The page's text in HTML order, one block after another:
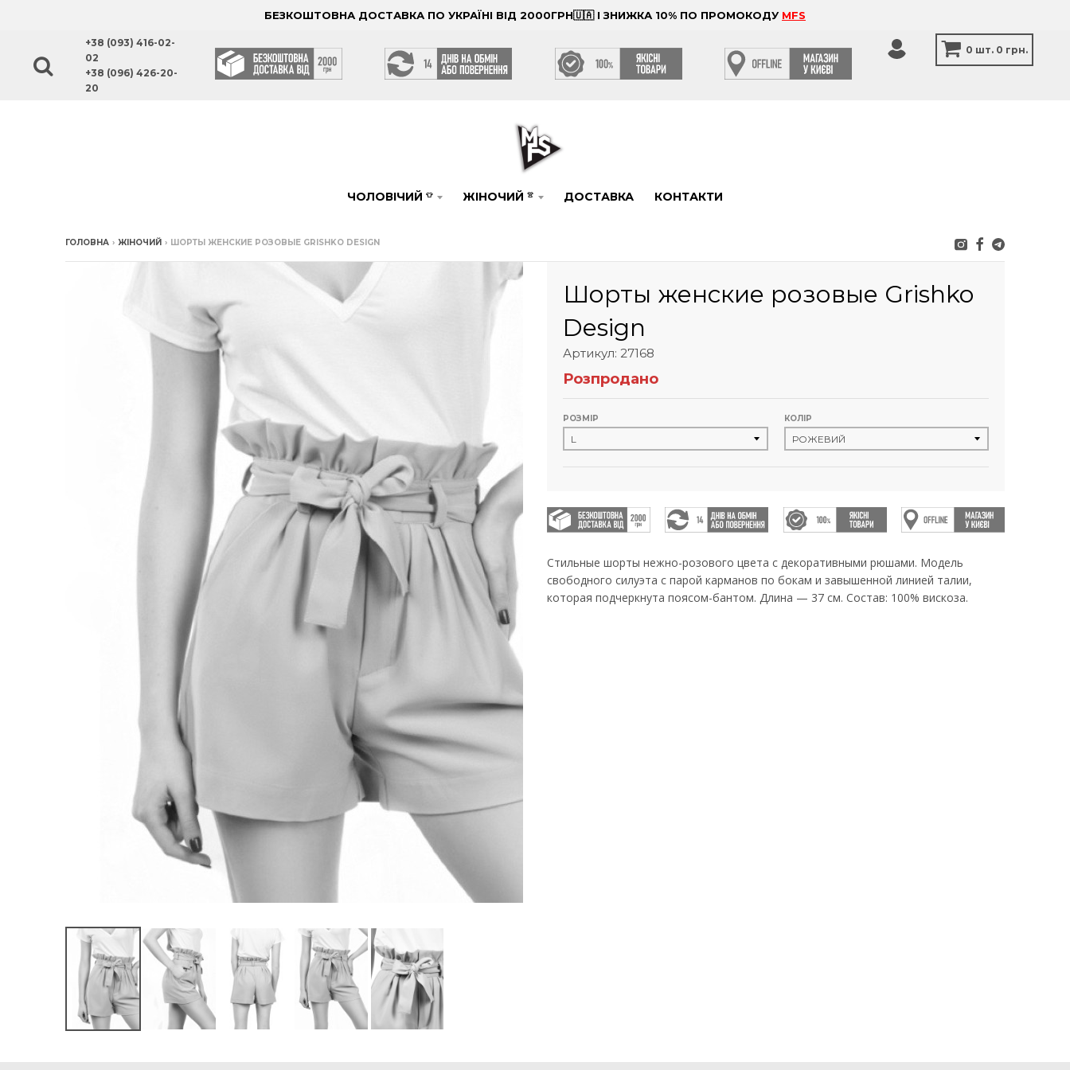
БЕЗКОШТОВНА ДОСТАВКА ПО УКРАЇНІ ВІД 2000ГРН🇺🇦 І ЗНИЖКА 10% ПО ПРОМОКОДУ MFS
+38 (093) 416-02-
02
+38 (096) 426-20-
20
0 шт. 0 грн.
ЧОЛОВІЧИЙ 👕 ЖІНОЧИЙ 👚 ДОСТАВКА КОНТАКТИ
ГОЛОВНА › ЖІНОЧИЙ › ШОРТЫ ЖЕНСКИЕ РОЗОВЫЕ GRISHKO DESIGN
Шорты женские розовые Grishko
Design
Артикул: 27168
Розпродано
РОЗМІР КОЛІР
Стильные шорты нежно-розового цвета с декоративными рюшами. Модель
свободного силуэта с парой карманов по бокам и завышенной линией талии,
которая подчеркнута поясом-бантом. Длина — 37 см. Состав: 100% вискоза.